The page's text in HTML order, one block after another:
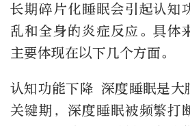
长期碎片化睡眠会引起认知
乱和全身的炎症反应。具体
主要体现在以下几个方面。
认知功能下降 深度睡眠是
关键期，深度睡眠被频繁打